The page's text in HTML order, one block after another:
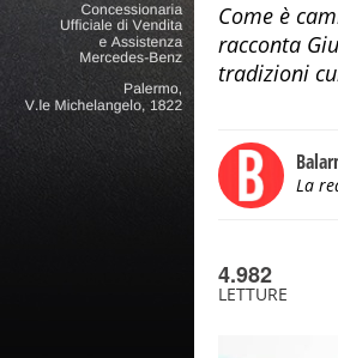
Come è
racconta
tradizioni
La
4.982
LETTURE